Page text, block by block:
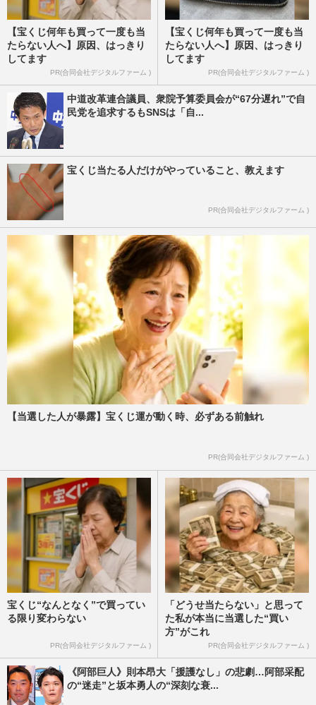
【宝くじ何年も買って一度も当
たらない人へ】原因、はっきり
してます
PR(合同会社デジタルファーム )
【宝くじ何年も買って一度も当
たらない人へ】原因、はっきり
してます
PR(合同会社デジタルファーム )
中道改革連合議員、衆院予算委員会が“67分遅れ”で自
民党を追求するもSNSは「自...
宝くじ当たる人だけがやっていること、教えます
PR(合同会社デジタルファーム )
【当選した人が暴露】宝くじ運が動く時、必ずある前触れ
PR(合同会社デジタルファーム )
宝くじ“なんとなく”で買ってい
る限り変わらない
PR(合同会社デジタルファーム )
「どうせ当たらない」と思って
た私が本当に当選した“買い
方”がこれ
PR(合同会社デジタルファーム )
《阿部巨人》則本昂大「援護なし」の悲劇…阿部采配
の“迷走”と坂本勇人の“深刻な衰...